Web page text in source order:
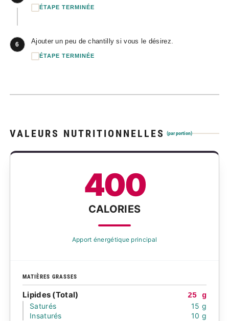
ÉTAPE TERMINÉE
6 Ajouter un peu de chantilly si vous le désirez.
ÉTAPE TERMINÉE
VALEURS NUTRITIONNELLES (par portion)
400
CALORIES
Apport énergétique principal
MATIÈRES GRASSES
Lipides (Total)
25 g
Saturés
15 g
Insaturés
10 g